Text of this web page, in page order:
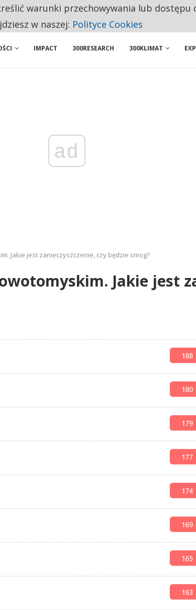
NIE ROZPOCZYNA PRACY
IMPACT 300RESEARCH 300KLIMAT
ad
Jakie jest zanieczyszczenie, czy będzie smog?
Jakie jest
warunki przechowywania lub dostępu
w naszej: Polityce Cookies